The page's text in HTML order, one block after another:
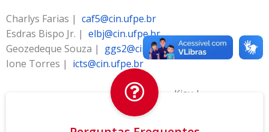
Charlys Farias | caf5@cin.ufpe.br
Esdras Bispo Jr. | elbj@cin.ufpe.br
Geozedeque Souza | ggs2@cin.ufpe.br
Ione Torres | icts@cin.ufpe.br
Kiev |